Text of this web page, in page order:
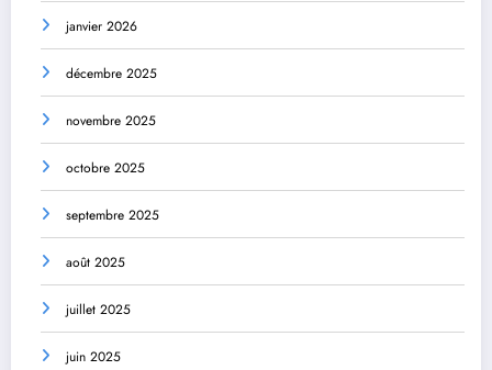
janvier 2026
décembre 2025
novembre 2025
octobre 2025
septembre 2025
août 2025
juillet 2025
juin 2025